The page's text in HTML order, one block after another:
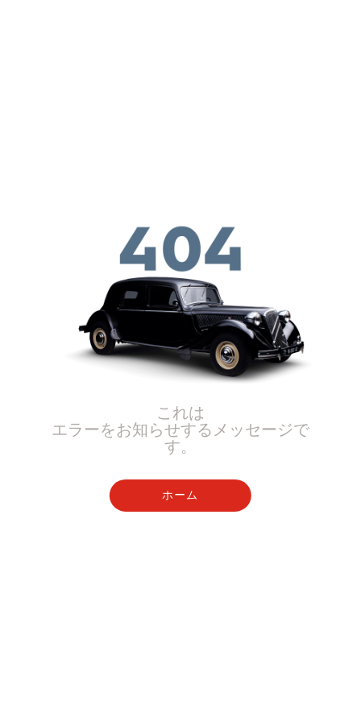
これは
エラーをお知らせするメッセージで
す。
ホーム